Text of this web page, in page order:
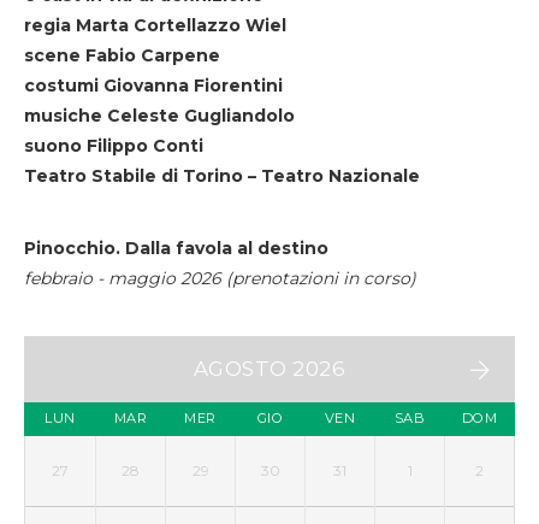
regia Marta Cortellazzo Wiel
scene Fabio Carpene
costumi Giovanna Fiorentini
musiche Celeste Gugliandolo
suono Filippo Conti
Teatro Stabile di Torino – Teatro Nazionale
Pinocchio. Dalla favola al destino
febbraio - maggio 2026 (prenotazioni in corso)
AGOSTO 2026
LUN MAR MER GIO VEN SAB DOM
27 28 29 30 31 1 2